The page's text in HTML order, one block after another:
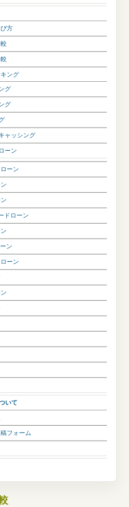
方
ング
グ
グ
ャッシング
ーン
ーン
ドローン
ン
ーン
いて
フォーム